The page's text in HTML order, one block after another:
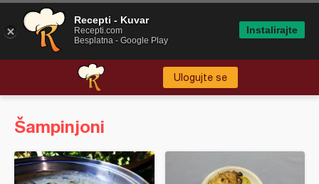
Ulogujte se
Šampinjoni
Recepti - Kuvar
Recepti.com
Besplatna - Google Play
Instalirajte